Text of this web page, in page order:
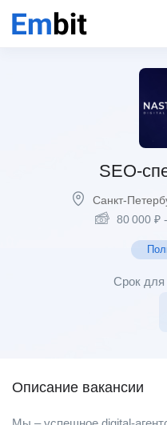
SEO-
Санкт-
80 000 ₽-
Срок для
Описание вакансии